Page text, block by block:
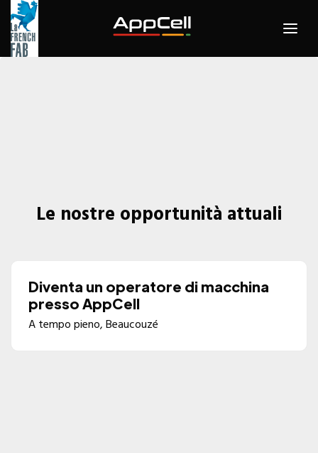
Le nostre opportunità attuali
Diventa un operatore di macchina
presso AppCell
A tempo pieno,Beaucouzé